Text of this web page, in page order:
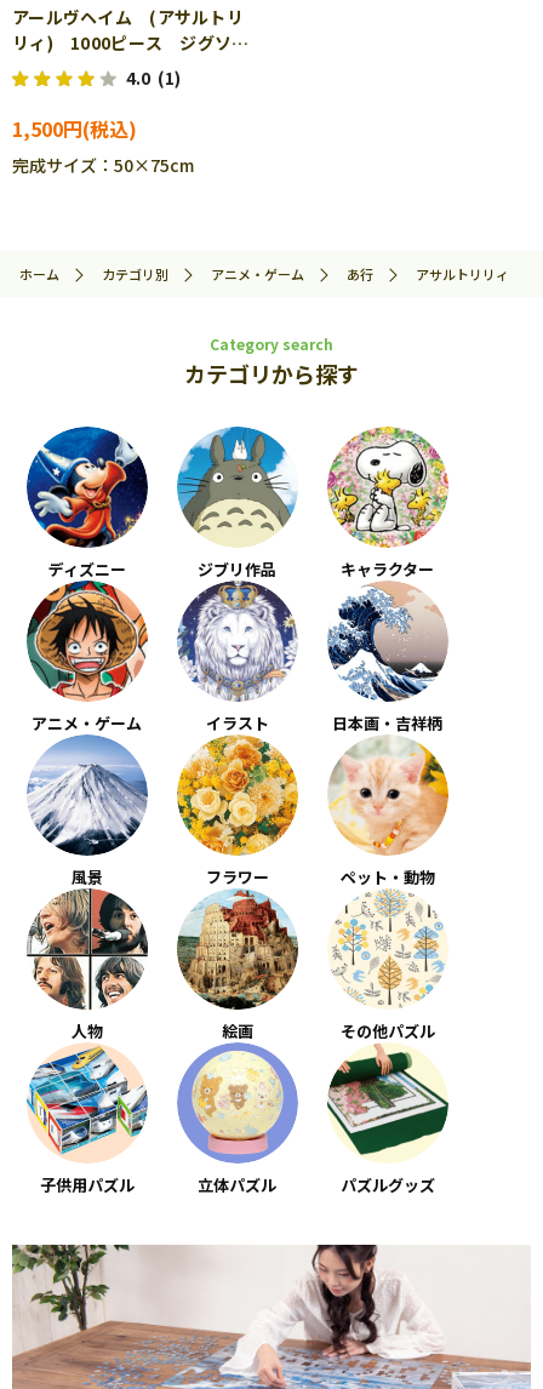
アールヴヘイム (アサルトリ
リィ) 1000ピース ジグソー
パズル CUT-1000-091
4.0 (1)
1,500円
完成サイズ：50×75cm
ホーム カテゴリ別 アニメ・ゲーム あ行 アサルトリリィ
Category search
カテゴリから探す
ディズニー ジブリ作品 キャラクター
アニメ・ゲーム イラスト 日本画・吉祥柄
風景 フラワー ペット・動物
人物 絵画 その他パズル
子供用パズル 立体パズル パズルグッズ